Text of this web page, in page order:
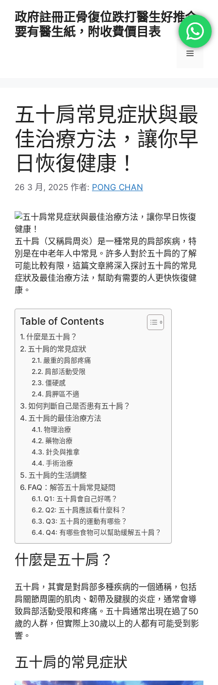
政府註冊正骨復位跌打醫生好推介
要有醫生紙，附收費價目表
選
五十肩常見症狀與最
佳治療方法，讓你早
日恢復健康！
26 3 月, 2025 作者: PONG CHAN
五十肩（又稱肩周炎）是一種常見的肩部疾病，特
別是在中老年人中常見。許多人對於五十肩的了解
可能比較有限，這篇文章將深入探討五十肩的常見
症狀及最佳治療方法，幫助有需要的人更快恢復健
康。
Table of Contents
什麼是五十肩？
五十肩的常見症狀
嚴重的肩部疼痛
肩部活動受限
僵硬感
肩胛區不適
如何判斷自己是否患有五十肩？
五十肩的最佳治療方法
物理治療
藥物治療
針灸與推拿
手術治療
五十肩的生活調整
FAQ：解答五十肩常見疑問
Q1: 五十肩會自己好嗎？
Q2: 五十肩應該看什麼科？
Q3: 五十肩的運動有哪些？
Q4: 有哪些食物可以幫助緩解五十肩？
什麼是五十肩？
五十肩，其實是對肩部多種疾病的一個通稱，包括
肩關節周圍的肌肉、韌帶及腱膜的炎症，通常會導
致肩部活動受限和疼痛。五十肩通常出現在過了50
歲的人群，但實際上30歲以上的人都有可能受到影
響。
五十肩的常見症狀